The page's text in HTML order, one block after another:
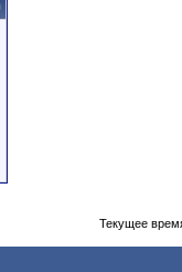
Текущее